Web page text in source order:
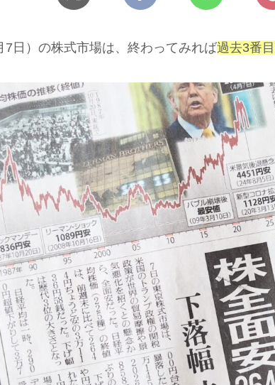
7日）の株式市場は、終わってみれば過去3番